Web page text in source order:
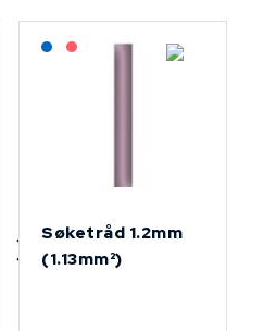
Lagerført: NEK Kabel
På forespørsel
Søketråd 1.2mm
(1.13mm²)